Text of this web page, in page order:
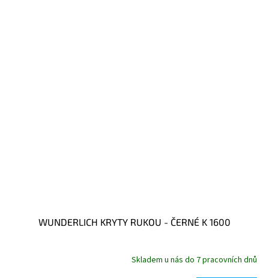
WUNDERLICH KRYTY RUKOU - ČERNÉ K 1600
Skladem u nás do 7 pracovních dnů